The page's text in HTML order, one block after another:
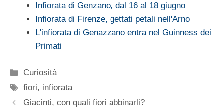
Infiorata di Genzano, dal 16 al 18 giugno
Infiorata di Firenze, gettati petali nell'Arno
L'infiorata di Genazzano entra nel Guinness dei
Primati
Categorie
Curiosità
Tag
fiori, infiorata
Giacinti, con quali fiori abbinarli?